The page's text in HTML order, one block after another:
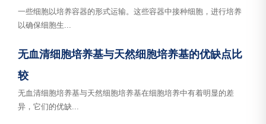
一些细胞以培养容器的形式运输。这些容器中接种细胞，进行培养
以确保细胞生...
无血清细胞培养基与天然细胞培养基的优缺点比
较
无血清细胞培养基与天然细胞培养基在细胞培养中有着明显的差
异，它们的优缺...